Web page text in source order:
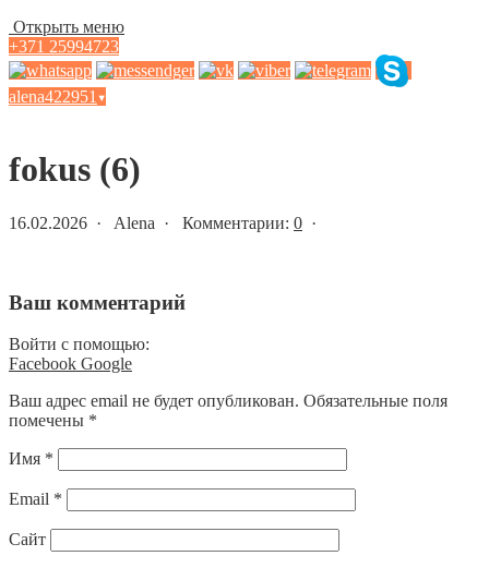
Открыть меню
+371 25994723
alena422951 ▾
fokus (6)
16.02.2026 · Alena · Комментарии: 0 ·
Ваш комментарий
Войти с помощью:
Facebook Google
Ваш адрес email не будет опубликован. Обязательные поля
помечены *
Имя *
Email *
Сайт